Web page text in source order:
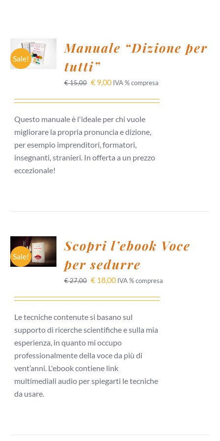
Sale!
AL
CARRELLO
/
Manuale “Dizione per
tutti”
€15,00 €9,00 IVA % compresa
Questo manuale è l'ideale per chi vuole
migliorare la propria pronuncia e dizione,
per esempio imprenditori, formatori,
insegnanti, stranieri. In offerta a un prezzo
eccezionale!
Sale!
AL
CARRELLO
/
Scopri l’ebook Voce
per sedurre
€27,00 €18,00 IVA % compresa
Le tecniche contenute si basano sul
supporto di ricerche scientifiche e sulla mia
esperienza, in quanto mi occupo
professionalmente della voce da più di
vent’anni. L'ebook contiene link
multimediali audio per spiegarti le tecniche
da usare.